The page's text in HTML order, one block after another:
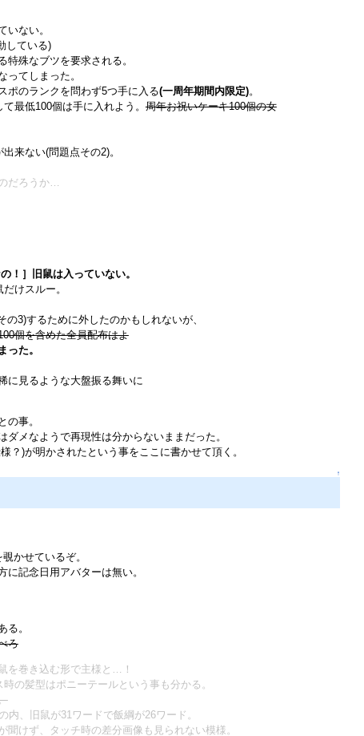
いない。
している)
特殊なブツを要求される。
てしまった。
ポのランクを問わず5つ手に入る(一周年期間内限定)。
最低100個は手に入れよう。周年お祝いケーキ100個の女
来ない(問題点その2)。
だろうか…
！］旧鼠は入っていない。
けスルー。
3)するために外したのかもしれないが、
個を含めた全員配布はよ
った。
に見るような大盤振る舞いに
事。
メなようで再現性は分からないままだった。
)が明かされたという事をここに書かせて頂く。
↑
かせているぞ。
記念日用アバターは無い。
る。
ろ
を巻き込む形で主様と…！
時の髪型はポニーテールという事も分かる。
、旧鼠が31ワードで飯綱が26ワード。
けず、タッチ時の差分画像も見られない模様。